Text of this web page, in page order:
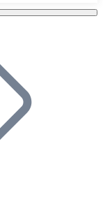
y permite que